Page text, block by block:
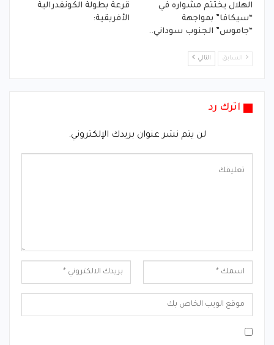
الهلال يختتم مشواره في
“سيكافا” بمواجهة
“جاموس” الجنوب سوداني..
قرعة بطولة الكونفدرالية
الأفريقية:
السابق التالي
اترك رد
لن يتم نشر عنوان بريدك الإلكتروني.